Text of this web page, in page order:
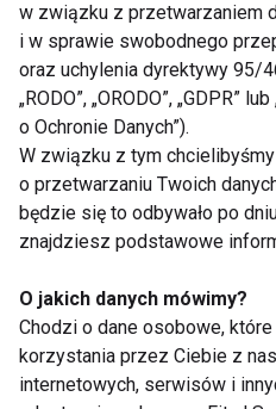
problemów ze wzrokiem
Wykonuje się je nie tylko
specjalisty, ale również w
trwają najczęściej do 20
wykonywane regularnie -
specjalistę w określonych
przypadku dzieci to
poinformowani o
pociechami i dbać o ich
Terapia widzenia może
poprawie jakości życia i
w związku z przetwarzaniem
i w sprawie swobodnego
oraz uchylenia dyrektywy 95/
„RODO”, „ORODO”, „GDPR”
o Ochronie Danych”).
W związku z tym
o przetwarzaniu Twoich
będzie się to odbywało po
znajdziesz podstawowe
O jakich danych mówimy?
Chodzi o dane osobowe,
korzystania przez Ciebie z
internetowych, serwisów i